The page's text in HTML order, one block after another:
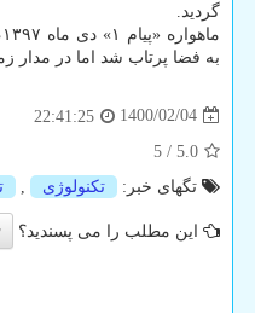
گردید.
به فضا پرتاب شد اما در مدار
1400/02/04
22:41:25
5.0
/
5
تگهای خبر:
تكنولوژی ,
این مطلب را می پسندید؟